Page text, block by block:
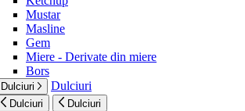
Mustar
Masline
Gem
Miere - Derivate din miere
Bors
Dulciuri Dulciuri
Dulciuri Dulciuri